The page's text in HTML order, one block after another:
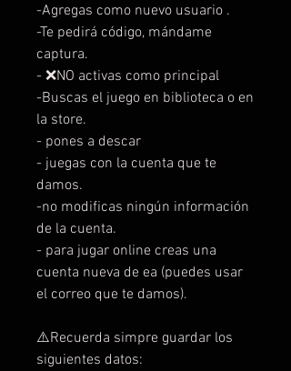
-Agregas como nuevo usuario .
-Te pedirá código, mándame
captura.
- ❌NO activas como principal
-Buscas el juego en biblioteca o en
la store.
- pones a descar
- juegas con la cuenta que te
damos.
-no modificas ningún información
de la cuenta.
- para jugar online creas una
cuenta nueva de ea (puedes usar
el correo que te damos).
⚠️Recuerda simpre guardar los
siguientes datos: